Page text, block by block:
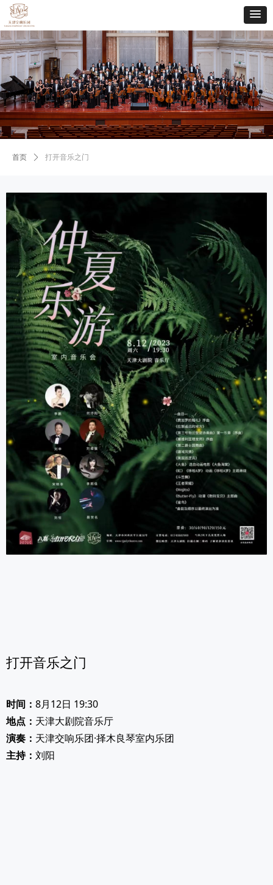
首页 ꄲ 打开音乐之门
打开音乐之门
时间： 8月12日 19:30
地点： 天津大剧院音乐厅
演奏： 天津交响乐团·择木良琴室内乐团
主持： 刘阳